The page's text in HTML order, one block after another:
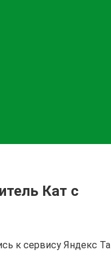
Кат с
к сервису Яндекс